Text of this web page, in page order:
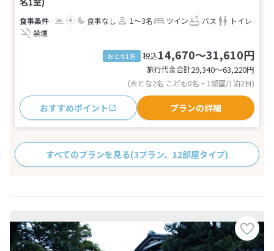
食事なし 1～3名 ツイン バス
トイレ
禁煙
おとな1名 税込14,670～31,610円
旅行代金合計29,340〜63,220円
(おとな2名 こども0名・1部屋/1泊2日)
おすすめポイント プランの詳細
すべてのプランを見る(3プラン、12部屋タイプ)